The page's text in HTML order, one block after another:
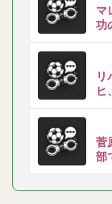
マ
功
リ
ヒ
菅
部